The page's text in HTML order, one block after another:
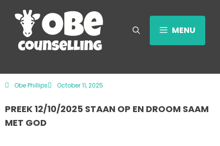
MENU
Obe Phillips October 11, 2025
PREEK 12/10/2025 STAAN OP EN DROOM SAAM
MET GOD